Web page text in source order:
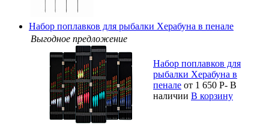
Набор поплавков для рыбалки Херабуна в пенале
Выгодное предложение
Набор поплавков для
рыбалки Херабуна в
пенале от 1 650 Р- В
наличии В корзину